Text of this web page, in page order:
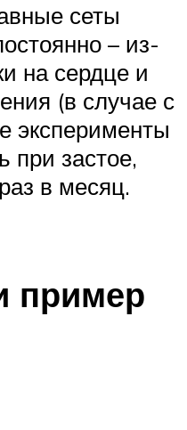
сеты
– из-
на сердце и
(в случае с
эксперименты
при застое,
в месяц.
пример